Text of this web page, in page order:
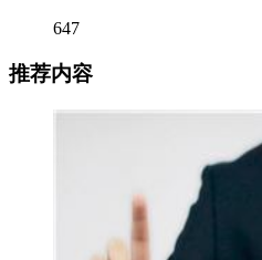
647
推荐内容